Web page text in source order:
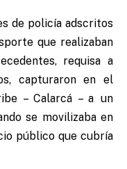
de policía adscritos
que realizaban
requisa a
capturaron en el
– Calarcá – a un
se movilizaba en
público que cubría